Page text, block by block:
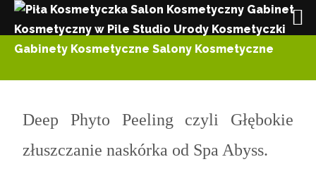
Deep Phyto Peeling czyli Głębokie
złuszczanie naskórka od Spa Abyss.